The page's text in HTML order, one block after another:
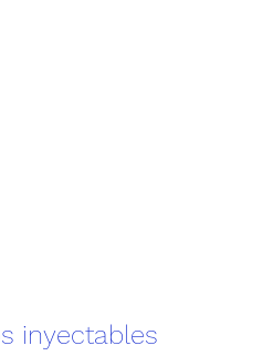
inyectables